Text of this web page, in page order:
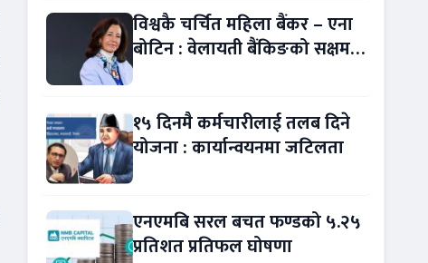
विश्वकै चर्चित महिला बैंकर – एना
बोटिन : वेलायती बैंकिङको सक्षम
१५ दिनमै कर्मचारीलाई तलब दिने
योजना : कार्यान्वयनमा जटिलता
एनएमबि सरल बचत फण्डको ५.२५
प्रतिशत प्रतिफल घोषणा